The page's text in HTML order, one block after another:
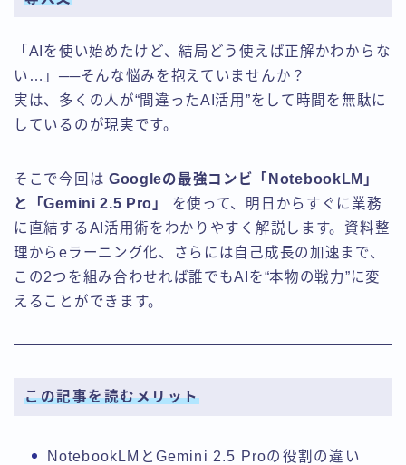
「AIを使い始めたけど、結局どう使えば正解かわからな
い…」──そんな悩みを抱えていませんか？
実は、多くの人が“間違ったAI活用”をして時間を無駄に
しているのが現実です。
そこで今回は Googleの最強コンビ「NotebookLM」
と「Gemini 2.5 Pro」
を使って、明日からすぐに業務
に直結するAI活用術をわかりやすく解説します。資料整
理からeラーニング化、さらには自己成長の加速まで、
この2つを組み合わせれば誰でもAIを“本物の戦力”に変
えることができます。
この記事を読むメリット
NotebookLMとGemini 2.5 Proの役割の違い